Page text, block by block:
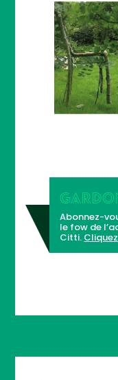
Abonnez-
le fow de
Citti.